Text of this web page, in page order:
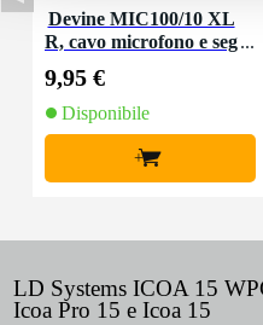
Devine MIC100/10 XL
R, cavo microfono e seg
9,95 €
Disponibile
+
LD Systems ICOA 15
Icoa Pro 15 e Icoa 15